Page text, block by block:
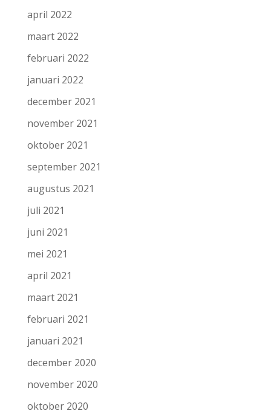
april 2022
maart 2022
februari 2022
januari 2022
december 2021
november 2021
oktober 2021
september 2021
augustus 2021
juli 2021
juni 2021
mei 2021
april 2021
maart 2021
februari 2021
januari 2021
december 2020
november 2020
oktober 2020